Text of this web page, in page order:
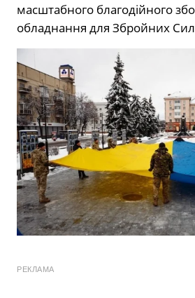
масштабного благодійного
обладнання для Збройних
РЕКЛАМА